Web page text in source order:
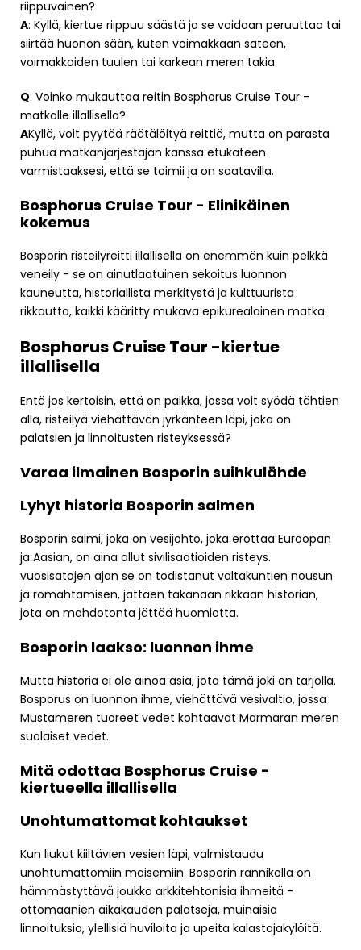
riippuvainen?
A: Kyllä, kiertue riippuu säästä ja se voidaan peruuttaa tai
siirtää huonon sään, kuten voimakkaan sateen,
voimakkaiden tuulen tai karkean meren takia.
Q: Voinko mukauttaa reitin Bosphorus Cruise Tour -
matkalle illallisella?
AKyllä, voit pyytää räätälöityä reittiä, mutta on parasta
puhua matkanjärjestäjän kanssa etukäteen
varmistaaksesi, että se toimii ja on saatavilla.
Bosphorus Cruise Tour - Elinikäinen
kokemus
Bosporin risteilyreitti illallisella on enemmän kuin pelkkä
veneily - se on ainutlaatuinen sekoitus luonnon
kauneutta, historiallista merkitystä ja kulttuurista
rikkautta, kaikki kääritty mukava epikurealainen matka.
Bosphorus Cruise Tour -kiertue
illallisella
Entä jos kertoisin, että on paikka, jossa voit syödä tähtien
alla, risteilyä viehättävän jyrkänteen läpi, joka on
palatsien ja linnoitusten risteyksessä?
Varaa ilmainen Bosporin suihkulähde
Lyhyt historia Bosporin salmen
Bosporin salmi, joka on vesijohto, joka erottaa Euroopan
ja Aasian, on aina ollut sivilisaatioiden risteys.
vuosisatojen ajan se on todistanut valtakuntien nousun
ja romahtamisen, jättäen takanaan rikkaan historian,
jota on mahdotonta jättää huomiotta.
Bosporin laakso: luonnon ihme
Mutta historia ei ole ainoa asia, jota tämä joki on tarjolla.
Bosporus on luonnon ihme, viehättävä vesivaltio, jossa
Mustameren tuoreet vedet kohtaavat Marmaran meren
suolaiset vedet.
Mitä odottaa Bosphorus Cruise -
kiertueella illallisella
Unohtumattomat kohtaukset
Kun liukut kiiltävien vesien läpi, valmistaudu
unohtumattomiin maisemiin. Bosporin rannikolla on
hämmästyttävä joukko arkkitehtonisia ihmeitä -
ottomaanien aikakauden palatseja, muinaisia
linnoituksia, ylellisiä huviloita ja upeita kalastajakylöitä.